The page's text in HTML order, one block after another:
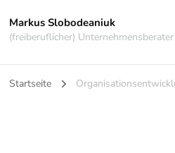
Markus Slobodeaniuk
(freiberuflicher) Unternehmensberater
Startseite